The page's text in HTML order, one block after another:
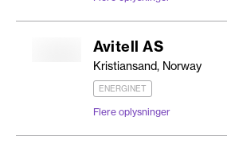
Avitell AS
Kristiansand, Norway
ENERGINET
Flere oplysninger